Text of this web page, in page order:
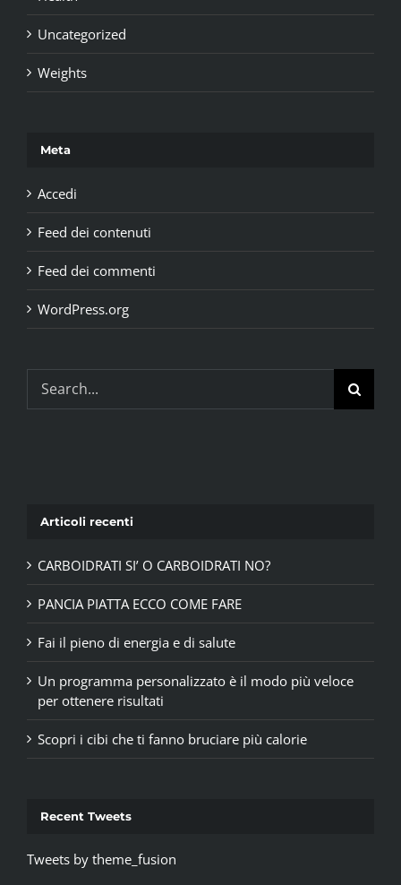
Uncategorized
Weights
Meta
Accedi
Feed dei contenuti
Feed dei commenti
WordPress.org
for:
Articoli recenti
CARBOIDRATI SI’ O CARBOIDRATI NO?
PANCIA PIATTA ECCO COME FARE
Fai il pieno di energia e di salute
Un programma personalizzato è il modo più veloce
per ottenere risultati
Scopri i cibi che ti fanno bruciare più calorie
Recent Tweets
Tweets by theme_fusion